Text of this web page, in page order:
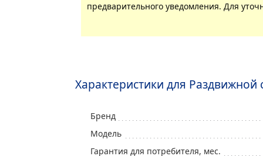
предварительного уведомления. Для
Характеристики для Раздвижной
Бренд
Модель
Гарантия для потребителя, мес.